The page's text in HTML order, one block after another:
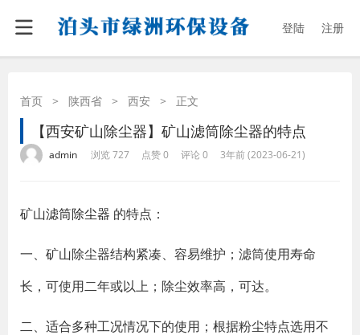
登陆 注册
首页 > 陕西省 > 西安 > 正文
【西安矿山除尘器】矿山滤筒除尘器的特点
admin 浏览 727 点赞 0 评论 0 3年前 (2023-06-21)
矿山滤筒除尘器 的特点：
一、矿山除尘器结构紧凑、容易维护；滤筒使用寿命
长，可使用二年或以上；除尘效率高，可达。
二、适合多种工况情况下的使用；根据粉尘特点选用不